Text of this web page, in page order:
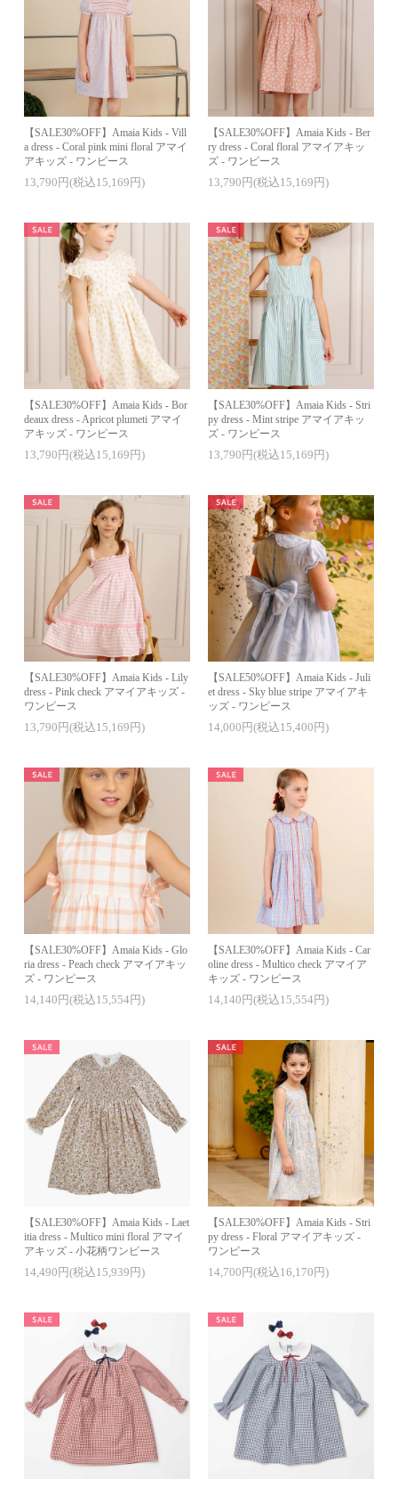
【SALE30%OFF】Amaia Kids - Vill
a dress - Coral pink mini floral アマイ
アキッズ - ワンピース
13,790円(税込15,169円)
【SALE30%OFF】Amaia Kids - Ber
ry dress - Coral floral アマイアキッ
ズ - ワンピース
13,790円(税込15,169円)
【SALE30%OFF】Amaia Kids - Bor
deaux dress - Apricot plumeti アマイ
アキッズ - ワンピース
13,790円(税込15,169円)
【SALE30%OFF】Amaia Kids - Stri
py dress - Mint stripe アマイアキッ
ズ - ワンピース
13,790円(税込15,169円)
【SALE30%OFF】Amaia Kids - Lily
dress - Pink check アマイアキッズ -
ワンピース
13,790円(税込15,169円)
【SALE50%OFF】Amaia Kids - Juli
et dress - Sky blue stripe アマイアキ
ッズ - ワンピース
14,000円(税込15,400円)
【SALE30%OFF】Amaia Kids - Glo
ria dress - Peach check アマイアキッ
ズ - ワンピース
14,140円(税込15,554円)
【SALE30%OFF】Amaia Kids - Car
oline dress - Multico check アマイア
キッズ - ワンピース
14,140円(税込15,554円)
【SALE30%OFF】Amaia Kids - Laet
itia dress - Multico mini floral アマイ
アキッズ - 小花柄ワンピース
14,490円(税込15,939円)
【SALE30%OFF】Amaia Kids - Stri
py dress - Floral アマイアキッズ -
ワンピース
14,700円(税込16,170円)